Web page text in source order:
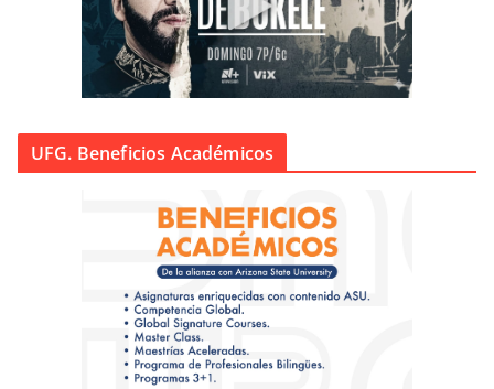
UFG. Beneficios Académicos